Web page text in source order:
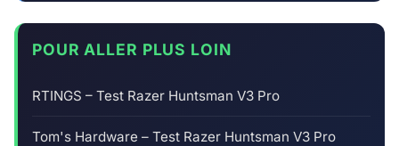
POUR ALLER PLUS LOIN
RTINGS – Test Razer Huntsman V3 Pro
Tom's Hardware – Test Razer Huntsman V3 Pro